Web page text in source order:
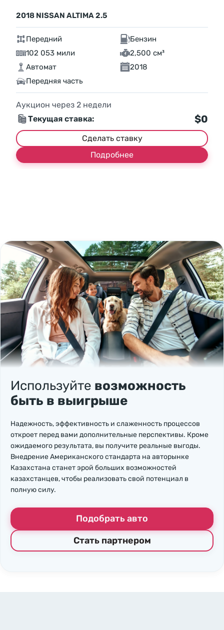
2018 NISSAN ALTIMA 2.5
Передний
Бензин
102 053 мили
2,500 см³
Автомат
2018
Передняя часть
Аукцион через 2 недели
Текущая ставка:
$0
Сделать ставку
Подробнее
Используйте возможность
быть в выигрыше
Надежность, эффективность и слаженность процессов
откроет перед вами дополнительные перспективы. Кроме
ожидаемого результата, вы получите реальные выгоды.
Внедрение Американского стандарта на авторынке
Казахстана станет эрой больших возможностей
казахстанцев, чтобы реализовать свой потенциал в
полную силу.
Подобрать авто
Стать партнером